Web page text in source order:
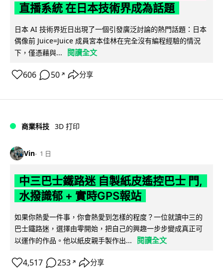
直播系統 在日本技術界成為話題
日本 AI 技術界近日出現了一個引發廣泛討論的熱門話題：日本
偶像前 Juice=Juice 成員宮本佳林在完全沒有編程經驗的情況
下，僅憑藉與...
閱讀全文
606 50 ↗ 分享
商業科技 3D 打印
Vin 1 日
中三巴士鐵路迷 自製紙皮遙控巴士 門,
水撥識郁 + 實時GPS報站
如果你熱愛一件事，你會熱愛到怎樣的程度？一位就讀中三的
巴士鐵路迷，選擇由零開始，把自己的興趣一步步變成真正可
以運作的作品。他以紙皮親手製作出...
閱讀全文
4,517 253 ↗ 分享